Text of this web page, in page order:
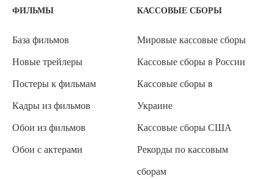
ФИЛЬМЫ
База фильмов
Новые трейлеры
Постеры к фильмам
Кадры из фильмов
Обои из фильмов
Обои с актерами
КАССОВЫЕ СБОРЫ
Мировые кассовые сборы
Кассовые сборы в России
Кассовые сборы в
Украине
Кассовые сборы США
Рекорды по кассовым
сборам